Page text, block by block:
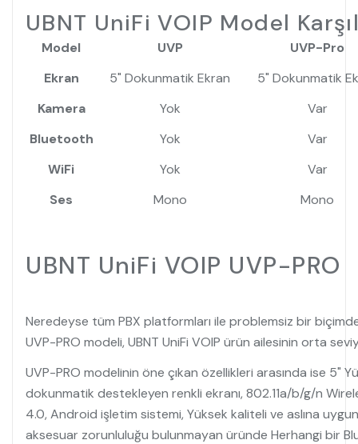
UBNT UniFi VOIP Model
Model UVP
UVP-Pro
Ekran
5" Dokunmatik Ekran
5" Dokunmatik
Kamera
Yok
Var
Bluetooth
Yok
Var
WiFi
Yok
Var
Ses
Mono Mono
UBNT UniFi VOIP UVP-PRO
Neredeyse tüm PBX platformları ile problemsiz bir biçimde
UVP-PRO modeli, UBNT UniFi VOIP ürün ailesinin orta
UVP-PRO modelinin öne çıkan özellikleri arasında ise 5"
dokunmatik destekleyen renkli ekranı, 802.11a/b/g/n
4.0, Android işletim sistemi, Yüksek kaliteli ve aslına
aksesuar zorunluluğu bulunmayan üründe Herhangi bir